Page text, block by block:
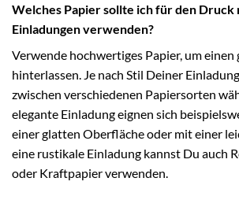
Welches Papier sollte ich für den Druck
Einladungen verwenden?
Verwende hochwertiges Papier, um einen
hinterlassen. Je nach Stil Deiner
zwischen verschiedenen Papiersorten
elegante Einladung eignen sich
einer glatten Oberfläche oder mit einer
eine rustikale Einladung kannst Du auch
oder Kraftpapier verwenden.